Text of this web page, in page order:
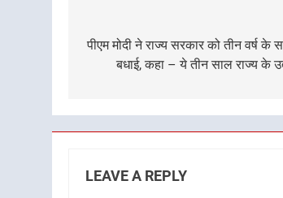
navigation
पीएम मोदी ने राज्य सरकार को तीन वर्ष के
बधाई, कहा – ये तीन साल राज्य के
LEAVE A REPLY